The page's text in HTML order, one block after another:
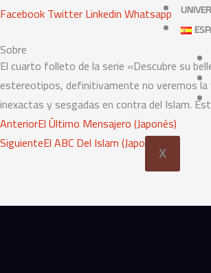
X
FacebookTwitterLinkedinWhatsapp
Sobre
El cuarto folleto de la serie «Descubre su
estereotipos, definitivamente no veremos la
inexactas y sesgadas en contra del Islam.
Prev
AnteriorEl Último Mensajero (Japonés)
SiguienteEl ABC Del Islam (Japonés)
Next